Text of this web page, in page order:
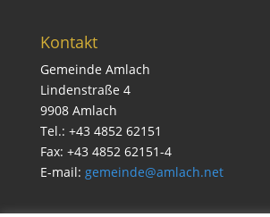
Kontakt
Gemeinde Amlach
Lindenstraße 4
9908 Amlach
Tel.: +43 4852 62151
Fax: +43 4852 62151-4
E-mail: gemeinde@amlach.net